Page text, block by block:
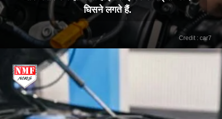
घिसने लगते हैं.
Credit : car7